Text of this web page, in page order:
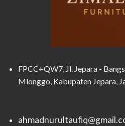
FPCC+QW7, Jl. Jepara -
Mlonggo, Kabupaten Jepara,